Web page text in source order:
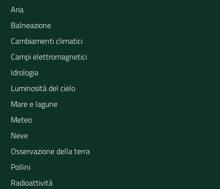
Aria
Balneazione
Cambiamenti climatici
Campi elettromagnetici
Idrologia
Luminosità del cielo
Mare e lagune
Meteo
Neve
Osservazione della terra
Pollini
Radioattività